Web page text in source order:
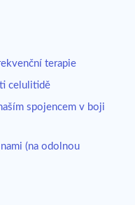
terapie
celulitidě
spojencem v boji
(na odolnou